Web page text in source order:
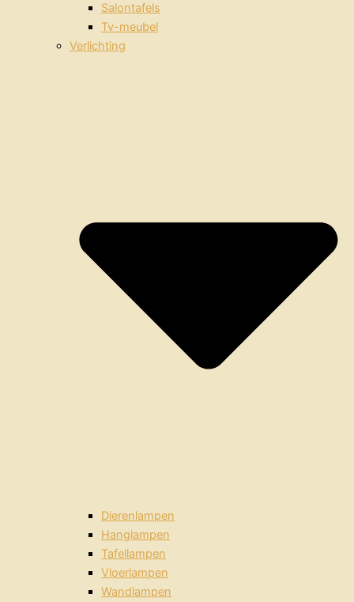
Salontafels
Tv-meubel
Verlichting
Dierenlampen
Hanglampen
Tafellampen
Vloerlampen
Wandlampen